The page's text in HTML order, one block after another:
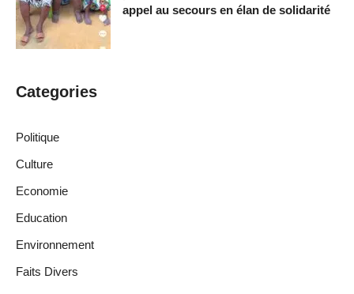
appel au secours en élan de solidarité
Categories
Politique
Culture
Economie
Education
Environnement
Faits Divers